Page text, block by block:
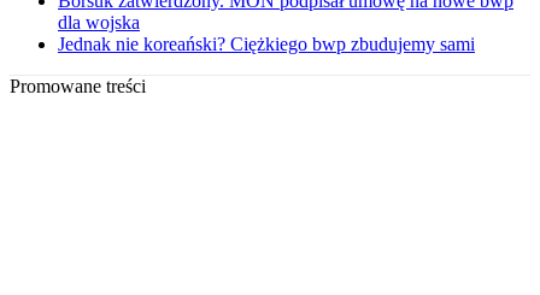
dla wojska
Jednak nie koreański? Ciężkiego bwp zbudujemy sami
Promowane treści